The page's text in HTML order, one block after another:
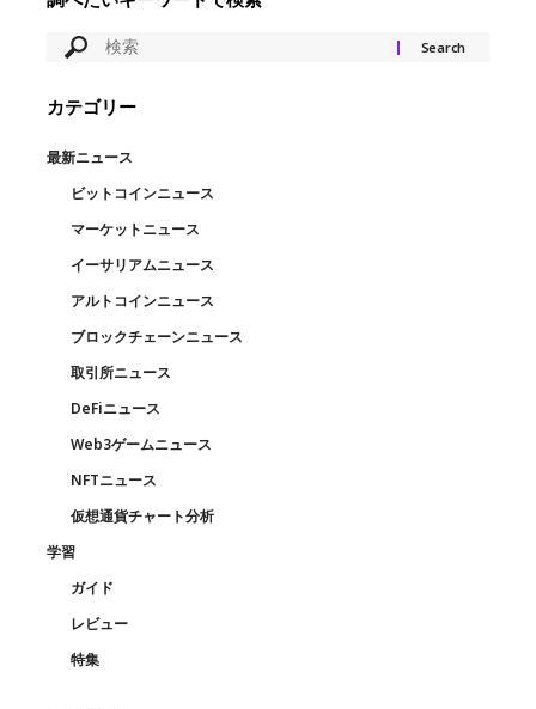
カテゴリー
最新ニュース
ビットコインニュース
マーケットニュース
イーサリアムニュース
アルトコインニュース
ブロックチェーンニュース
取引所ニュース
DeFiニュース
Web3ゲームニュース
NFTニュース
仮想通貨チャート分析
学習
ガイド
レビュー
特集